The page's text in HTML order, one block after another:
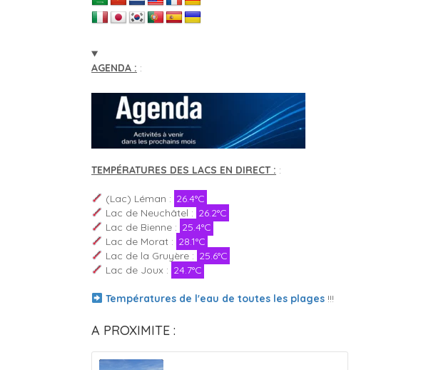
AGENDA : :
TEMPÉRATURES DES LACS EN DIRECT : :
(Lac) Léman : 26.4°C
Lac de Neuchâtel : 26.2°C
Lac de Bienne : 25.4°C
Lac de Morat : 28.1°C
Lac de la Gruyère : 25.6°C
Lac de Joux : 24.7°C
Températures de l'eau de toutes les plages!!!
A PROXIMITE :